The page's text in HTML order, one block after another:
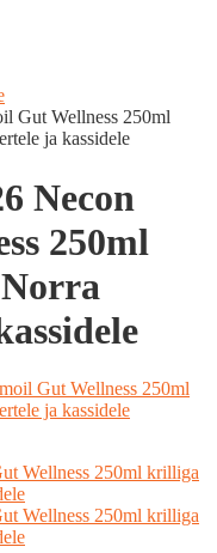
Gut Wellness 250ml
ja kassidele
Necon
250ml